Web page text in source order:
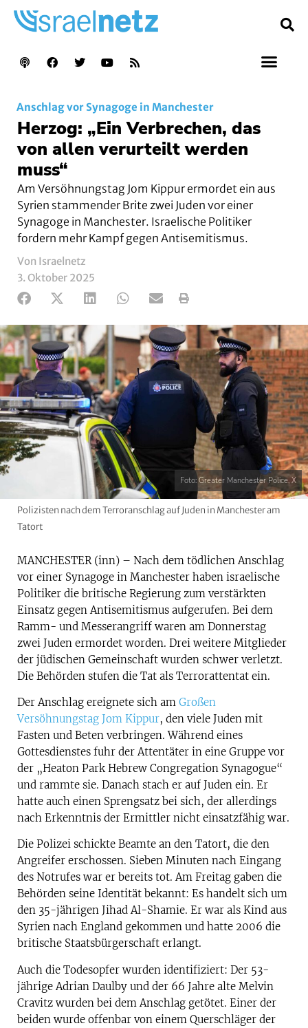
Anschlag vor Synagoge in Manchester
Herzog: „Ein Verbrechen, das
von allen verurteilt werden
muss“
Am Versöhnungstag Jom Kippur ermordet ein aus
Syrien stammender Brite zwei Juden vor einer
Synagoge in Manchester. Israelische Politiker
fordern mehr Kampf gegen Antisemitismus.
Von Israelnetz
3. Oktober 2025
Foto: Greater Manchester Police, X
Polizisten nach dem Terroranschlag auf Juden in Manchester am
Tatort
MANCHESTER (inn) – Nach dem tödlichen Anschlag
vor einer Synagoge in Manchester haben israelische
Politiker die britische Regierung zum verstärkten
Einsatz gegen Antisemitismus aufgerufen. Bei dem
Ramm- und Messerangriff waren am Donnerstag
zwei Juden ermordet worden. Drei weitere Mitglieder
der jüdischen Gemeinschaft wurden schwer verletzt.
Die Behörden stufen die Tat als Terrorattentat ein.
Der Anschlag ereignete sich am Großen
Versöhnungstag Jom Kippur, den viele Juden mit
Fasten und Beten verbringen. Während eines
Gottesdienstes fuhr der Attentäter in eine Gruppe vor
der „Heaton Park Hebrew Congregation Synagogue“
und rammte sie. Danach stach er auf Juden ein. Er
hatte auch einen Sprengsatz bei sich, der allerdings
nach Erkenntnis der Ermittler nicht einsatzfähig war.
Die Polizei schickte Beamte an den Tatort, die den
Angreifer erschossen. Sieben Minuten nach Eingang
des Notrufes war er bereits tot. Am Freitag gaben die
Behörden seine Identität bekannt: Es handelt sich um
den 35-jährigen Jihad Al-Shamie. Er war als Kind aus
Syrien nach England gekommen und hatte 2006 die
britische Staatsbürgerschaft erlangt.
Auch die Todesopfer wurden identifiziert: Der 53-
jährige Adrian Daulby und der 66 Jahre alte Melvin
Cravitz wurden bei dem Anschlag getötet. Einer der
beiden wurde offenbar von einem Querschläger der